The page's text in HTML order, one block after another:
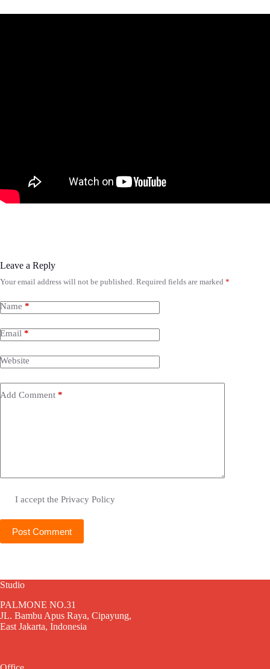
Leave a Reply
Your email address will not be published. Required fields are marked *
Name *
Email *
Website
Add Comment *
I accept thePrivacy Policy
Post Comment
Studio
PALMONE NO.31
JL. Bambu Apus Raya, Cipayung,
East Jakarta, Indonesia